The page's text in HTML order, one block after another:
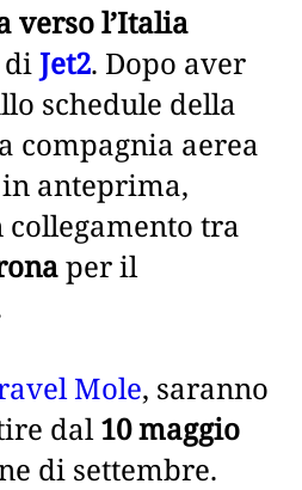
verso l’Italia
diJet2. Dopo aver
schedule della
compagnia aerea
anteprima,
collegamento tra
per il
Mole, saranno
dal10 maggio
di settembre.